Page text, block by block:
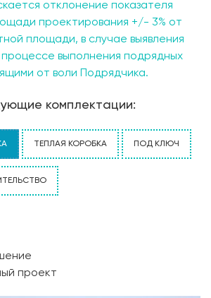
отклонение показателя
проектирования +/- 3% от
площади, в случае выявления
выполнения подрядных
от воли Подрядчика.
комплектации:
ТЕПЛАЯ КОРОБКА ПОД КЛЮЧ
проект